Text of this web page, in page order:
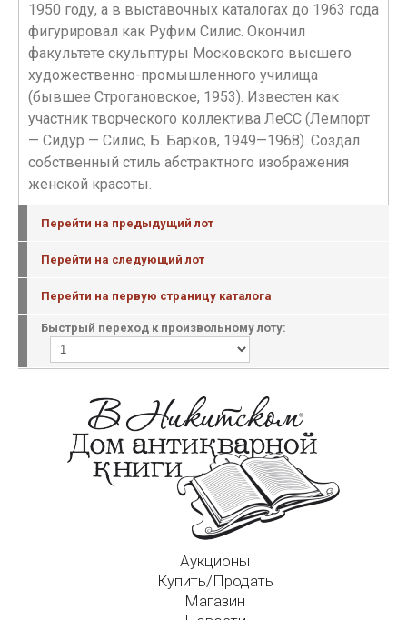
1950 году, а в выставочных каталогах до 1963 года
фигурировал как Руфим Силис. Окончил
факультете скульптуры Московского высшего
художественно-промышленного училища
(бывшее Строгановское, 1953). Известен как
участник творческого коллектива ЛеСС (Лемпорт
— Сидур — Силис, Б. Барков, 1949—1968). Создал
собственный стиль абстрактного изображения
женской красоты.
Перейти на предыдущий лот
Перейти на следующий лот
Перейти на первую страницу каталога
Быстрый переход к произвольному лоту:
Аукционы
Купить/Продать
Магазин